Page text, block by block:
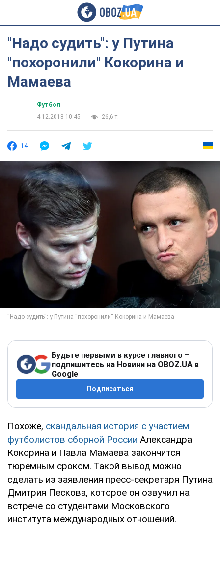
''Надо судить'': у Путина
''похоронили'' Кокорина и
Мамаева
Футбол
4.12.2018 10:45
26,6 т.
14
Будьте первыми в курсе главного –
подпишитесь на Новини на OBOZ.UA в
Google
Подписаться
Похоже, скандальная история с участием
футболистов сборной России Александра
Кокорина и Павла Мамаева закончится
тюремным сроком. Такой вывод можно
сделать из заявления пресс-секретаря Путина
Дмитрия Пескова, которое он озвучил на
встрече со студентами Московского
института международных отношений.